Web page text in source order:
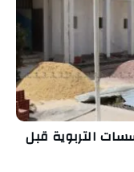
التربوية قبل